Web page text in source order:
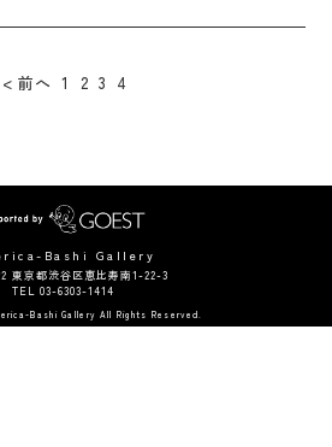
前へ 1 2 3 4
Bashi Gallery
東京都渋谷区恵比寿南1-22-3
TEL 03-6303-1414
Bashi Gallery All Rights Reserved.